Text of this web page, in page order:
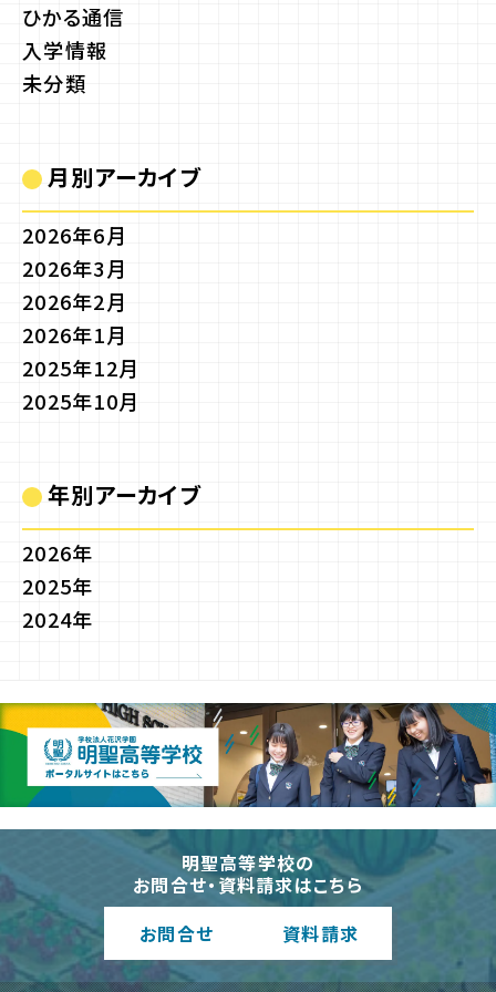
ひかる通信
入学情報
未分類
月別アーカイブ
2026年6月
2026年3月
2026年2月
2026年1月
2025年12月
2025年10月
年別アーカイブ
2026年
2025年
2024年
明聖高等学校の
お問合せ・資料請求はこちら
お問合せ 資料請求